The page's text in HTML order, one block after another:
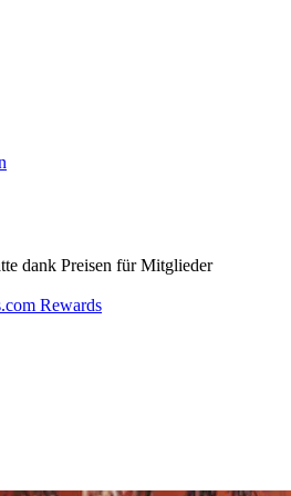
dank Preisen für Mitglieder
Rewards